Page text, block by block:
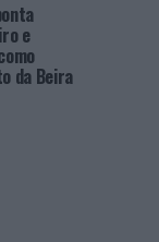
e
da Beira